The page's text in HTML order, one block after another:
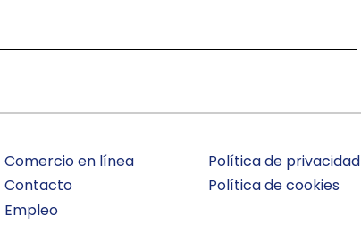
Comercio en línea
Contacto
Empleo
Política de privacidad
Política de cookies